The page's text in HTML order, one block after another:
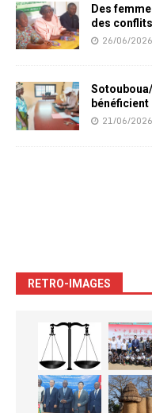
Des
des
26/06/2026
21/06/2026
RETRO-IMAGES